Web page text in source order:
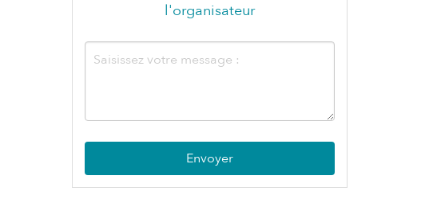
l'organisateur
Envoyer